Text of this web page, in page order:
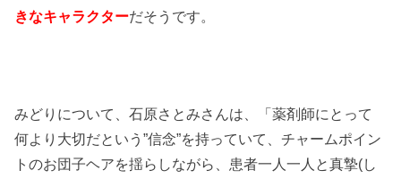
きなキャラクターだそうです。
みどりについて、石原さとみさんは、「薬剤師にとって
何より大切だという”信念”を持っていて、チャームポイン
トのお団子ヘアを揺らしながら、患者一人一人と真摯(し